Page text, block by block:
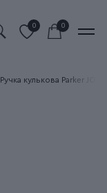
0 0
Ручка кулькова Parker